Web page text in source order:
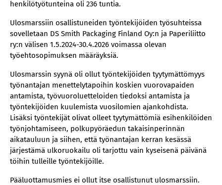
henkilötyötunteina oli 236 tuntia.
Ulosmarssiin osallistuneiden työntekijöiden työsuhteissa
sovelletaan DS Smith Packaging Finland Oy:n ja Paperiliitto
ry:n välisen 1.5.2024-30.4.2026 voimassa olevan
työehtosopimuksen määräyksiä.
Ulosmarssin syynä oli ollut työntekijöiden tyytymättömyys
työnantajan menettelytapoihin koskien vuorovapaiden
antamista, työvuoroluetteloiden tiedoksi antamista ja
työntekijöiden kuulemista vuosilomien ajankohdista.
Lisäksi työntekijät olivat olleet tyytymättömiä esihenkilöiden
työnjohtamiseen, polkupyöräedun takaisinperinnän
aikatauluun ja siihen, että työnantajan kerran kesässä
järjestämä ulkoruokailu oli tarjottu vain kyseisenä päivänä
töihin tulleille työntekijöille.
Pääluottamusmies ei ollut itse osallistunut ulosmarssiin.